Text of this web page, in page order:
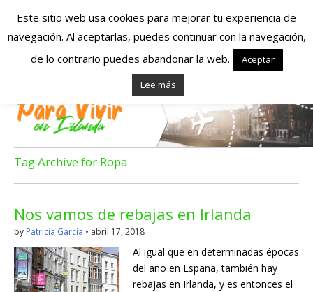
Españoles en
Irlanda – Vivir en
Irlanda – Trabajo
en Irlanda –
Alojamiento en
Irlanda
Blog dedicado a los que viven, estudian y trabajan en
Irlanda!
Tag Archive for Ropa
Nos vamos de rebajas en Irlanda
by Patricia Garcia • abril 17, 2018
Al igual que en determinadas épocas
del año en España, también hay
rebajas en Irlanda, y es entonces el
Este sitio web usa cookies para mejorar tu experiencia de
navegación. Al aceptarlas, puedes continuar con la navegación,
de lo contrario puedes abandonar la web.
Aceptar
Lee más